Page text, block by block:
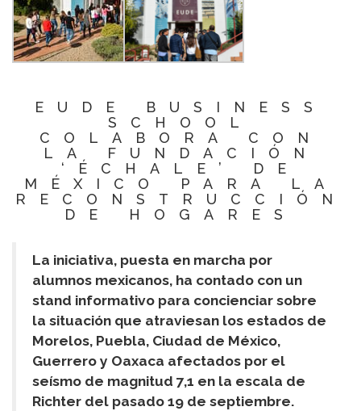
EUDE BUSINESS
SCHOOL
COLABORA CON
LA FUNDACIÓN
‘ÉCHALE’ DE
MÉXICO PARA LA
RECONSTRUCCIÓN
DE HOGARES
La iniciativa, puesta en marcha por
alumnos mexicanos, ha contado con un
stand informativo para concienciar sobre
la situación que atraviesan los estados de
Morelos, Puebla, Ciudad de México,
Guerrero y Oaxaca afectados por el
seísmo de magnitud 7,1 en la escala de
Richter del pasado 19 de septiembre.